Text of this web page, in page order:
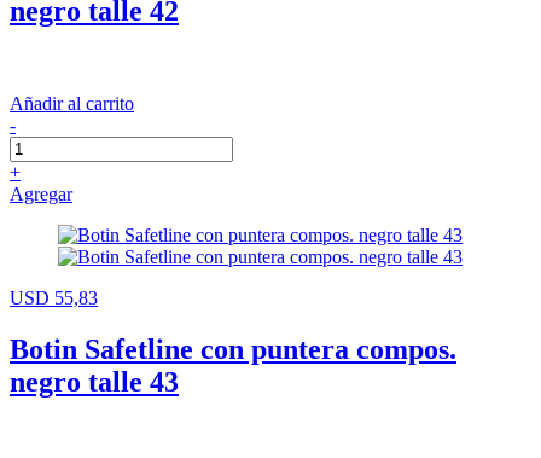
negro talle 42
Añadir al carrito
-
+
Agregar
USD 55,83
Botin Safetline con puntera compos.
negro talle 43